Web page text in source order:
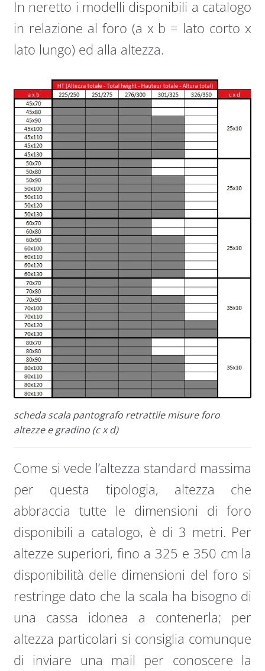
In neretto i modelli disponibili a catalogo
in relazione al foro (a x b = lato corto x
lato lungo) ed alla altezza.
scheda scala pantografo retrattile misure foro
altezze e gradino (c x d)
Come si vede l’altezza standard massima
per questa tipologia, altezza che
abbraccia tutte le dimensioni di foro
disponibili a catalogo, è di 3 metri. Per
altezze superiori, fino a 325 e 350 cm la
disponibilità delle dimensioni del foro si
restringe dato che la scala ha bisogno di
una cassa idonea a contenerla; per
altezza particolari si consiglia comunque
di inviare una mail per conoscere la